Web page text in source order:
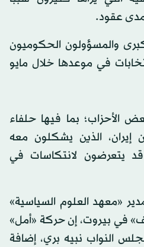
مدى عقود.
والمسؤولون الحكوميون
في موعدها خلال مايو
الأحزاب؛ بما فيها حلفاء
إيران، الذين يشكلون معه
قد يتعرضون لانتكاسات في
«معهد العلوم السياسية»
في بيروت، إن حركة «أمل»
النواب نبيه بري، إضافة